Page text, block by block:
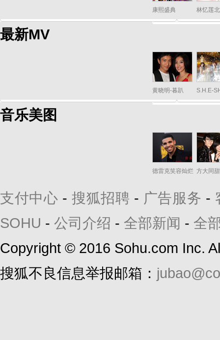
康熙盛典 林忆莲
最新MV
黄晓明-暮趴 S.H.E-
音乐美图
德雷克笑容灿烂 方大同
支付中心 - 搜狐招聘 - 广告服务 -
SOHU - 公司介绍 - 全部新闻 - 全
Copyright © 2016 Sohu.com Inc.
搜狐不良信息举报邮箱：